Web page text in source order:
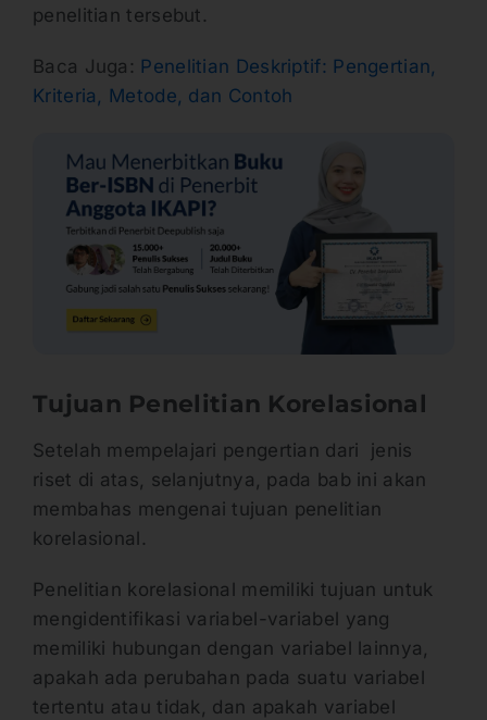
penelitian tersebut.
Baca Juga: Penelitian Deskriptif: Pengertian,
Kriteria, Metode, dan Contoh
Tujuan Penelitian Korelasional
Setelah mempelajari pengertian dari jenis
riset di atas, selanjutnya, pada bab ini akan
membahas mengenai tujuan penelitian
korelasional.
Penelitian korelasional memiliki tujuan untuk
mengidentifikasi variabel-variabel yang
memiliki hubungan dengan variabel lainnya,
apakah ada perubahan pada suatu variabel
tertentu atau tidak, dan apakah variabel